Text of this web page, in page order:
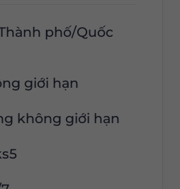
phố/Quốc
giới hạn
không giới hạn